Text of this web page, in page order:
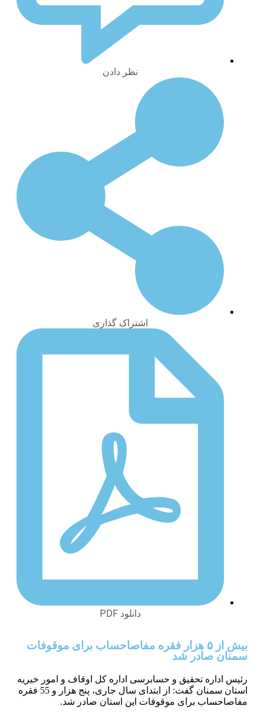
بیش از ۵ هزار فقره مفاصاحساب برای موقوفات
صادر شد
تحقیق و حسابرسی اداره کل اوقاف و امور خیریه
استان سمنان گفت: از ابتدای سال جاری، پنج هزار و 55 فقره
برای موقوفات این استان صادر شد.
اشتراک گذاری